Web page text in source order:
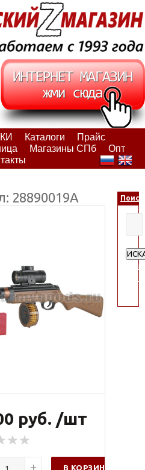
Каталоги
Прайс
Магазины СПб
Опт
28890019А
руб. /шт
В КОРЗИНУ
Поиск